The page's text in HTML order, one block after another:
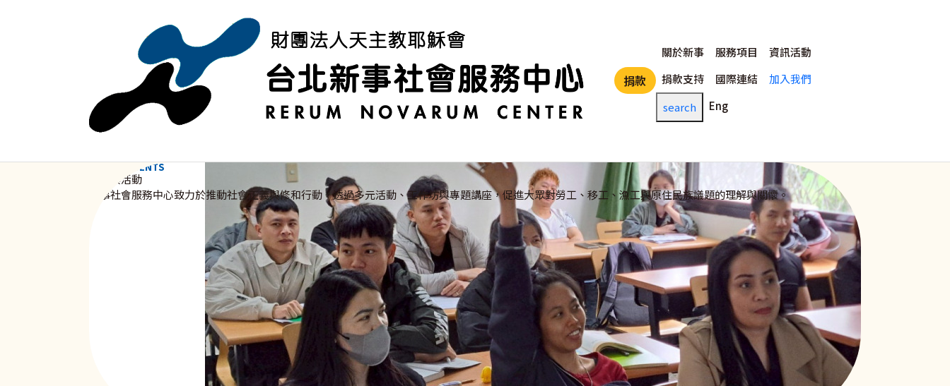
捐款
主選單
關於新事 服務項目
資訊活動
捐款支持
國際連結
加入我們
search
Eng
NEWS & EVENTS
資訊與活動
新事社會服務中心致力於推動社會正義與修和行動，透過多元活動、工作坊與專題講座，促進大眾對勞工、移工、漁工與原住民族議題的理解與關懷。